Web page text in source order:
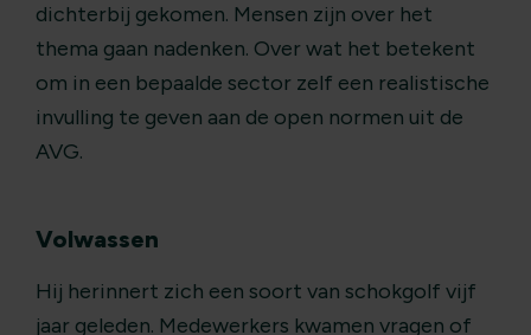
dichterbij gekomen. Mensen zijn over het
thema gaan nadenken. Over wat het betekent
om in een bepaalde sector zelf een realistische
invulling te geven aan de open normen uit de
AVG.
Volwassen
Hij herinnert zich een soort van schokgolf vijf
jaar geleden. Medewerkers kwamen vragen of